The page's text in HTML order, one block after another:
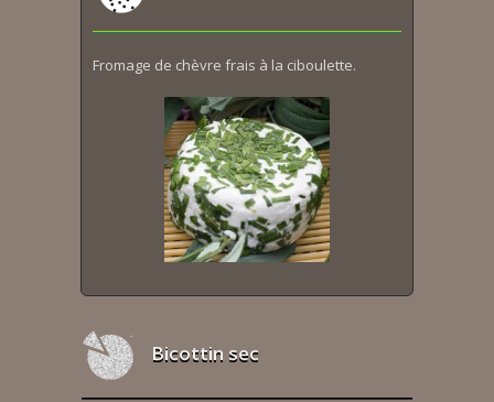
Fromage de chèvre frais à la ciboulette.
Bicottin sec